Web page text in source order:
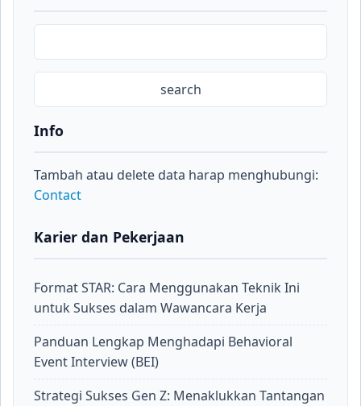
Info
Tambah atau delete data harap menghubungi:
Contact
Karier dan Pekerjaan
Format STAR: Cara Menggunakan Teknik Ini
untuk Sukses dalam Wawancara Kerja
Panduan Lengkap Menghadapi Behavioral
Event Interview (BEI)
Strategi Sukses Gen Z: Menaklukkan Tantangan